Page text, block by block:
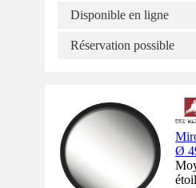
Disponible en ligne
Réservation possible
Ø